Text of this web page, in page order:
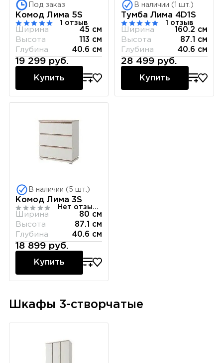
Под заказ
Комод Лима 5S
1 отзыв
Ширина
45 см
Высота
113 см
Глубина
40.6 см
19 299 руб.
Купить
В наличии (1 шт.)
Тумба Лима 4D1S
1 отзыв
Ширина
160.2 см
Высота
87.1 см
Глубина
40.6 см
28 499 руб.
Купить
В наличии (5 шт.)
Комод Лима 3S
Нет отзывов
Ширина
80 см
Высота
87.1 см
Глубина
40.6 см
18 899 руб.
Купить
Шкафы 3-створчатые